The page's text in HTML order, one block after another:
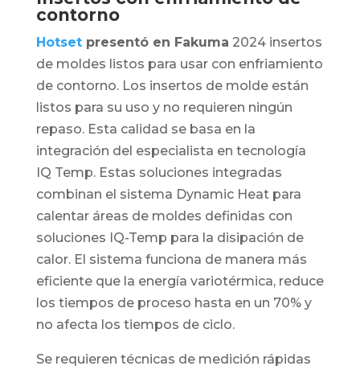
contorno
Hotsetpresentó en Fakuma 2024 insertos
de moldes listos para usar con enfriamiento
de contorno. Los insertos de molde están
listos para su uso y no requieren ningún
repaso. Esta calidad se basa en la
integración del especialista en tecnología
IQ Temp. Estas soluciones integradas
combinan el sistema Dynamic Heat para
calentar áreas de moldes definidas con
soluciones IQ-Temp para la disipación de
calor. El sistema funciona de manera más
eficiente que la energía variotérmica, reduce
los tiempos de proceso hasta en un 70% y
no afecta los tiempos de ciclo.
Se requieren técnicas de medición rápidas